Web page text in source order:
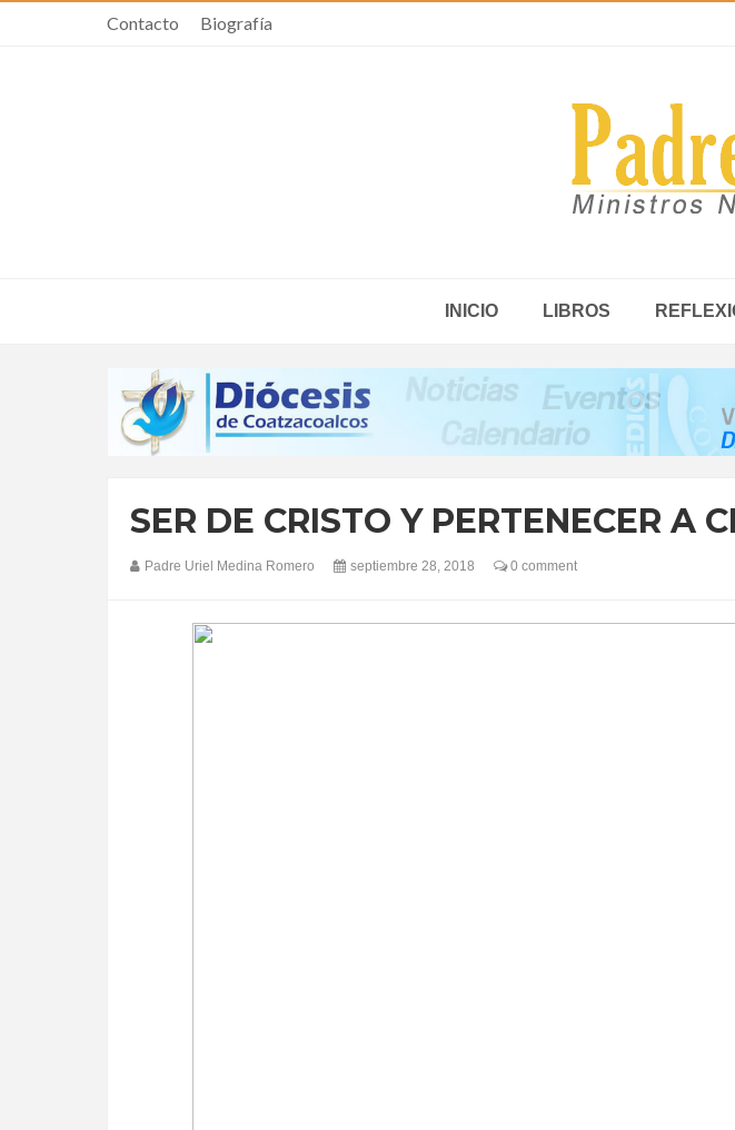
Contacto Biografía
INICIO LIBROS
SER DE CRISTO Y PERTENECER A
Padre Uriel Medina Romero septiembre 28, 2018 0 comment